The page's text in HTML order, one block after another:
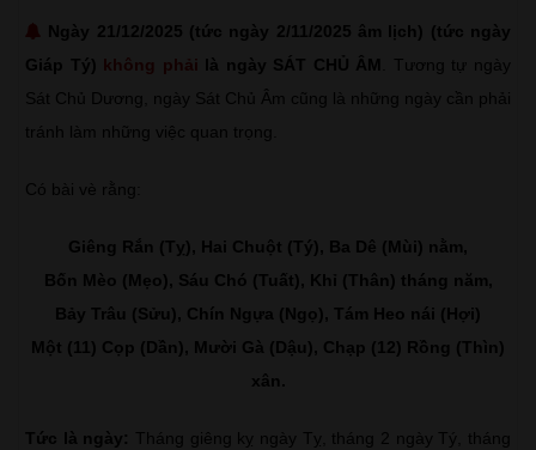
Ngày 21/12/2025 (tức ngày 2/11/2025 âm lịch) (tức ngày
Giáp Tý) không phải là ngày SÁT CHỦ ÂM
. Tương tự ngày
Sát Chủ Dương, ngày Sát Chủ Âm cũng là những ngày cần phải
tránh làm những việc quan trọng.
Có bài vè rằng:
Giêng Rắn (Tỵ), Hai Chuột (Tý), Ba Dê (Mùi) nằm,
Bốn Mèo (Mẹo), Sáu Chó (Tuất), Khỉ (Thân) tháng năm,
Bảy Trâu (Sửu), Chín Ngựa (Ngọ), Tám Heo nái (Hợi)
Một (11) Cọp (Dần), Mười Gà (Dậu), Chạp (12) Rồng (Thìn)
xân.
Tức là ngày: Tháng giêng kỵ ngày Tỵ, tháng 2 ngày Tý, tháng